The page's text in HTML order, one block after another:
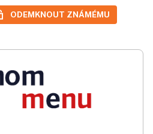
ODEMKNOUT ZNÁMÉMU